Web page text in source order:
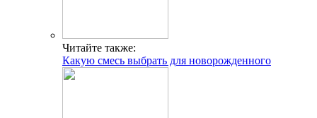
Читайте также:
Какую смесь выбрать для новорожденного